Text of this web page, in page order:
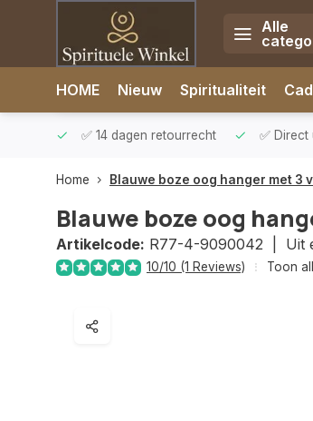
Alle
HOME Nieuw Spiritualiteit
✅ 14 dagen retourrecht ✅
Home Blauwe boze oog hanger met 3
Blauwe boze oog
Artikelcode: R77-4-9090042 | Uit
10/10 (1 Reviews) Toon